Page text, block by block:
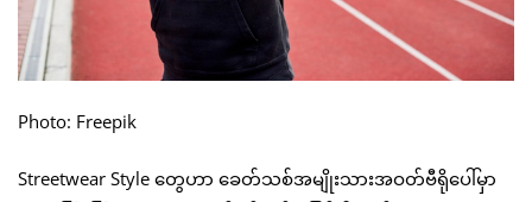
Photo: Freepik
Streetwear Style တွေဟာ ခေတ်သစ်အမျိုးသားအဝတ်ဗီရိုပေါ်မှာ